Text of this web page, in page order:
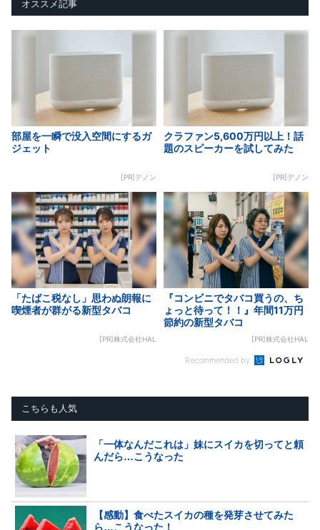
オススメ記事
部屋を一瞬で没入空間にするガ
ジェット
[PR]デノン
クラファン5,600万円以上！話
題のスピーカーを試してみた
[PR]デノン
「たばこ税なし」思わぬ朗報に
喫煙者が群がる新型タバコ
[PR]株式会社HAL
『コンビニでタバコ買うの、ち
ょっと待って！！』年間11万円
節約の新型タバコ
[PR]株式会社HAL
Recommended by
こちらも人気
「一体なんだこれは」妹にスイカを切ってと頼
んだら…こうなった
【感動】食べたスイカの種を発芽させてみた
ら…こうなった！